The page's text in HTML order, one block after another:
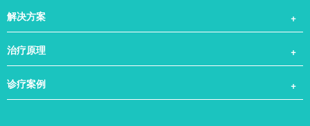
医生介绍
治疗基地
解决方案
糖尿病真相
患病原理
治疗原理
完美解决方案
诊疗案例